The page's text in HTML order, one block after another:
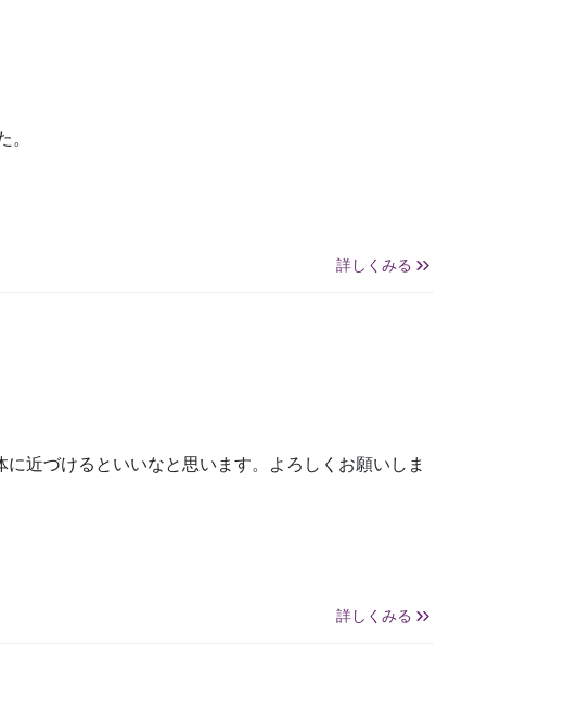
詳しくみる
近づけるといいなと思います。よろしくお願いしま
詳しくみる